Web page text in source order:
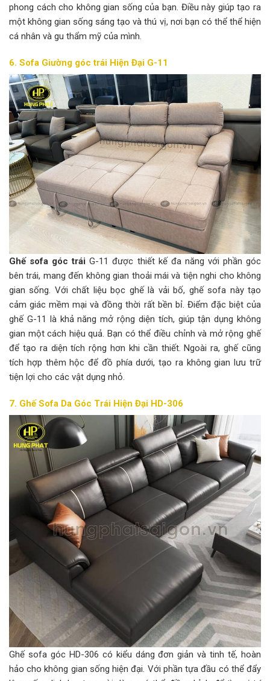
phong cách cho không gian sống của bạn. Điều này giúp tạo ra
một không gian sống sáng tạo và thú vị, nơi bạn có thể thể hiện
cá nhân và gu thẩm mỹ của mình.
6. Sofa Giường góc trái Hiện Đại G-11
Ghế sofa góc trái G-11 được thiết kế đa năng với phần góc
bên trái, mang đến không gian thoải mái và tiện nghi cho không
gian sống. Với chất liệu bọc ghế là vải bố, ghế sofa này tạo
cảm giác mềm mại và đồng thời rất bền bỉ. Điểm đặc biệt của
ghế G-11 là khả năng mở rộng diện tích, giúp tận dụng không
gian một cách hiệu quả. Bạn có thể điều chỉnh và mở rộng ghế
để tạo ra diện tích rộng hơn khi cần thiết. Ngoài ra, ghế cũng
tích hợp thêm hộc để đồ phía dưới, tạo ra không gian lưu trữ
tiện lợi cho các vật dụng nhỏ.
7. Ghế Sofa Da Góc Trái Hiện Đại HD-306
Ghế sofa góc HD-306 có kiểu dáng đơn giản và tinh tế, hoàn
hảo cho không gian sống hiện đại. Với phần tựa đầu có thể đẩy